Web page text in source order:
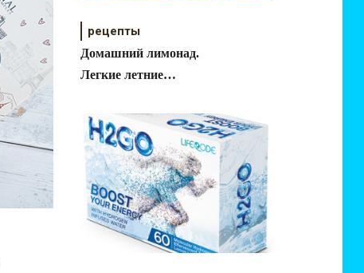
рецепты
Домашний лимонад.
Легкие летние